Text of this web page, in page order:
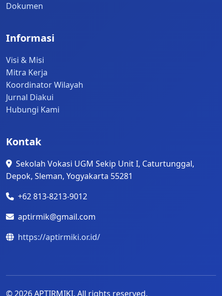
Peluh dan lelahmu takkan terasa
Meski hari trus berganti bersama melihat
Dokumen
Informasi
Visi & Misi
Mitra Kerja
Koordinator Wilayah
Jurnal Diakui
Hubungi Kami
Kontak
Sekolah Vokasi UGM Sekip Unit I, Caturtunggal,
Depok, Sleman, Yogyakarta 55281
+62 813-8213-9012
aptirmik@gmail.com
https://aptirmiki.or.id/
© 2026 APTIRMIKI. All rights reserved.